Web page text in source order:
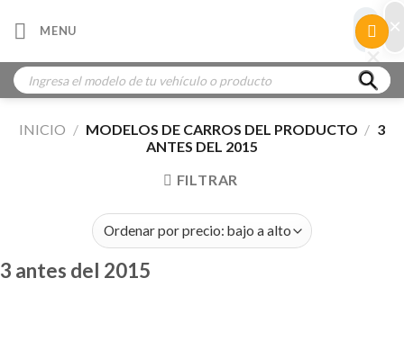
MENU
Búsqueda
de
productos
INICIO / MODELOS DE CARROS DEL PRODUCTO / 3
ANTES DEL 2015
FILTRAR
3 antes del 2015
×
×
×
×